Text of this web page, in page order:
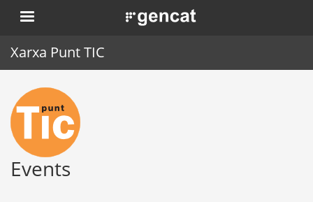
Skip
to
. Obre en una nova finestra.
Xarxa Punt TIC
Home
Punt TIC
News
Events